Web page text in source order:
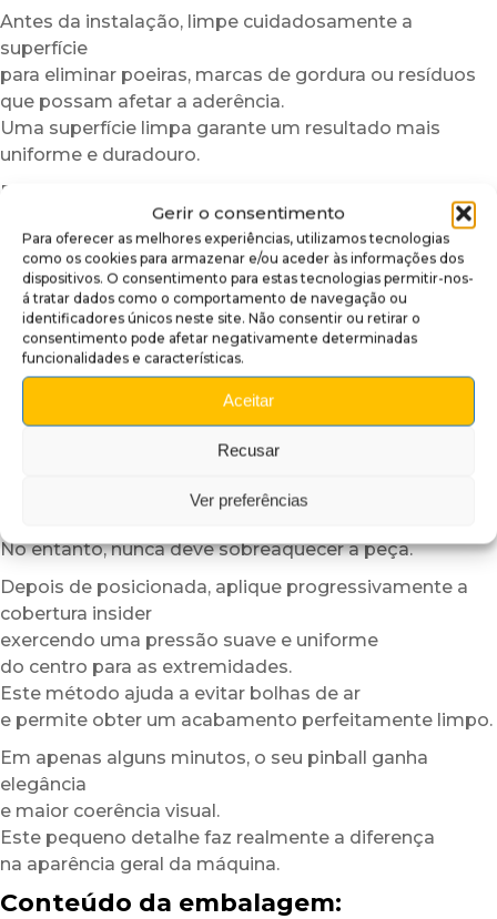
Gerir o consentimento
Para oferecer as melhores experiências, utilizamos tecnologias
como os cookies para armazenar e/ou aceder às informações dos
dispositivos. O consentimento para estas tecnologias permitir-nos-
á tratar dados como o comportamento de navegação ou
identificadores únicos neste site. Não consentir ou retirar o
consentimento pode afetar negativamente determinadas
funcionalidades e características.
Aceitar
Recusar
Ver preferências
Antes da instalação, limpe cuidadosamente a
superfície
para eliminar poeiras, marcas de gordura ou resíduos
que possam afetar a aderência.
Uma superfície limpa garante um resultado mais
uniforme e duradouro.
Depois, posicione a cobertura insider a seco
para verificar o alinhamento.
Graças à sua estrutura semirrígida,
o plexiglass autocolante é mais fácil de manusear
do que um simples vinil adesivo.
Para facilitar ainda mais a instalação,
recomendamos trabalhar numa divisão com
Em caso de temperaturas baixas,
pode aquecer ligeiramente a superfície ou o adesivo
Este passo melhora a flexibilidade do material
No entanto, nunca deve sobreaquecer a peça.
Depois de posicionada, aplique progressivamente a
cobertura insider
exercendo uma pressão suave e uniforme
do centro para as extremidades.
Este método ajuda a evitar bolhas de ar
e permite obter um acabamento perfeitamente limpo.
Em apenas alguns minutos, o seu pinball ganha
elegância
e maior coerência visual.
Este pequeno detalhe faz realmente a diferença
na aparência geral da máquina.
Conteúdo da embalagem: